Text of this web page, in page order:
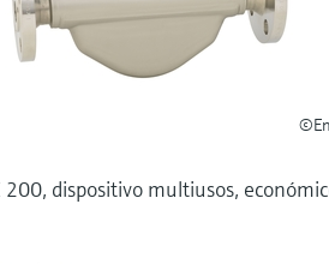
200, dispositivo multiusos,